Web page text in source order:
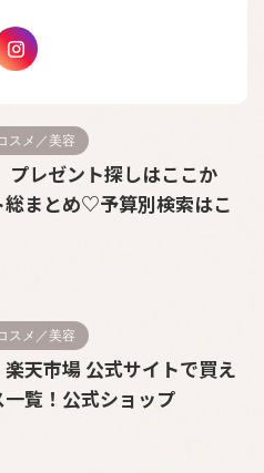
スメ／美容
プレゼント探しはここか
総まとめ♡予算別検索はこ
スメ／美容
楽天市場 公式サイトで買え
一覧！公式ショップ